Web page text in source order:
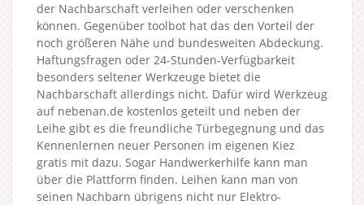
der Nachbarschaft verleihen oder verschenken
können. Gegenüber toolbot hat das den Vorteil der
noch größeren Nähe und bundesweiten Abdeckung.
Haftungsfragen oder 24-Stunden-Verfügbarkeit
besonders seltener Werkzeuge bietet die
Nachbarschaft allerdings nicht. Dafür wird Werkzeug
auf nebenan.de kostenlos geteilt und neben der
Leihe gibt es die freundliche Türbegegnung und das
Kennenlernen neuer Personen im eigenen Kiez
gratis mit dazu. Sogar Handwerkerhilfe kann man
über die Plattform finden. Leihen kann man von
seinen Nachbarn übrigens nicht nur Elektro-